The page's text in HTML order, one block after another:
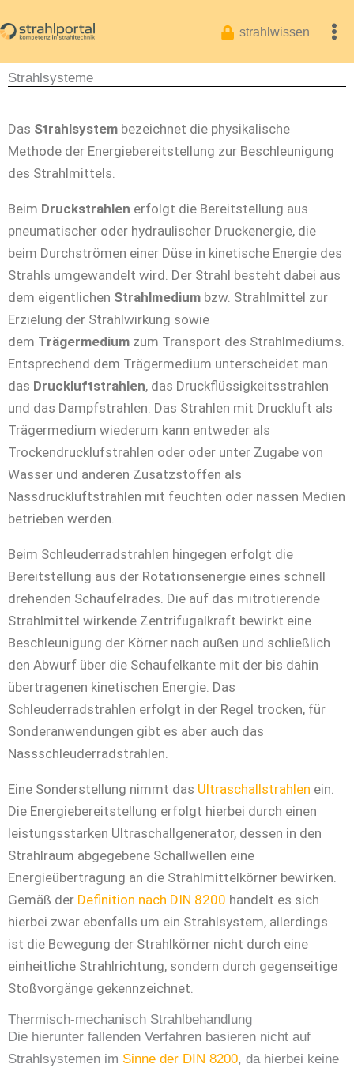
Inhalt
strahlwissen
Strahlsysteme
Das Strahlsystem bezeichnet die physikalische
Methode der Energiebereitstellung zur Beschleunigung
des Strahlmittels.
Beim Druckstrahlen erfolgt die Bereitstellung aus
pneumatischer oder hydraulischer Druckenergie, die
beim Durchströmen einer Düse in kinetische Energie des
Strahls umgewandelt wird. Der Strahl besteht dabei aus
dem eigentlichen Strahlmedium bzw. Strahlmittel zur
Erzielung der Strahlwirkung sowie
dem Trägermedium zum Transport des Strahlmediums.
Entsprechend dem Trägermedium unterscheidet man
das Druckluftstrahlen, das Druckflüssigkeitsstrahlen
und das Dampfstrahlen. Das Strahlen mit Druckluft als
Trägermedium wiederum kann entweder als
Trockendrucklufstrahlen oder oder unter Zugabe von
Wasser und anderen Zusatzstoffen als
Nassdruckluftstrahlen mit feuchten oder nassen Medien
betrieben werden.
Beim Schleuderradstrahlen hingegen erfolgt die
Bereitstellung aus der Rotationsenergie eines schnell
drehenden Schaufelrades. Die auf das mitrotierende
Strahlmittel wirkende Zentrifugalkraft bewirkt eine
Beschleunigung der Körner nach außen und schließlich
den Abwurf über die Schaufelkante mit der bis dahin
übertragenen kinetischen Energie. Das
Schleuderradstrahlen erfolgt in der Regel trocken, für
Sonderanwendungen gibt es aber auch das
Nassschleuderradstrahlen.
Eine Sonderstellung nimmt das Ultraschallstrahlen ein.
Die Energiebereitstellung erfolgt hierbei durch einen
leistungsstarken Ultraschallgenerator, dessen in den
Strahlraum abgegebene Schallwellen eine
Energieübertragung an die Strahlmittelkörner bewirken.
Gemäß der Definition nach DIN 8200 handelt es sich
hierbei zwar ebenfalls um ein Strahlsystem, allerdings
ist die Bewegung der Strahlkörner nicht durch eine
einheitliche Strahlrichtung, sondern durch gegenseitige
Stoßvorgänge gekennzeichnet.
Thermisch-mechanisch Strahlbehandlung
Die hierunter fallenden Verfahren basieren nicht auf
Strahlsystemen im Sinne der DIN 8200, da hierbei keine